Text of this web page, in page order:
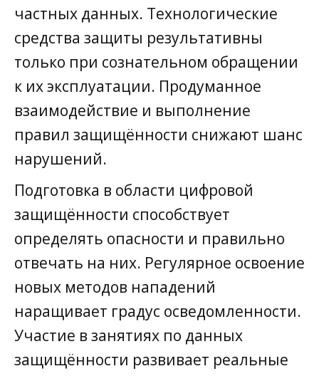
частных данных. Технологические
средства защиты результативны
только при сознательном обращении
к их эксплуатации. Продуманное
взаимодействие и выполнение
правил защищённости снижают шанс
нарушений.
Подготовка в области цифровой
защищённости способствует
определять опасности и правильно
отвечать на них. Регулярное освоение
новых методов нападений
наращивает градус осведомленности.
Участие в занятиях по данных
защищённости развивает реальные